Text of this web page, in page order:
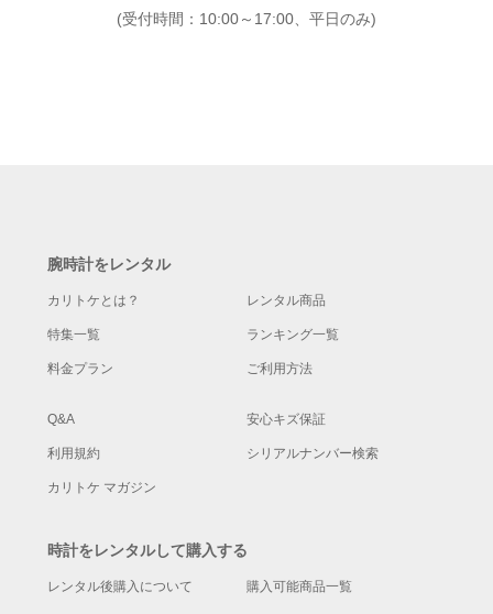
(受付時間：10:00～17:00、平日のみ)
腕時計をレンタル
カリトケとは？ レンタル商品
特集一覧 ランキング一覧
料金プラン ご利用方法
Q&A 安心キズ保証
利用規約 シリアルナンバー検索
カリトケ マガジン
時計をレンタルして購入する
レンタル後購入について 購入可能商品一覧